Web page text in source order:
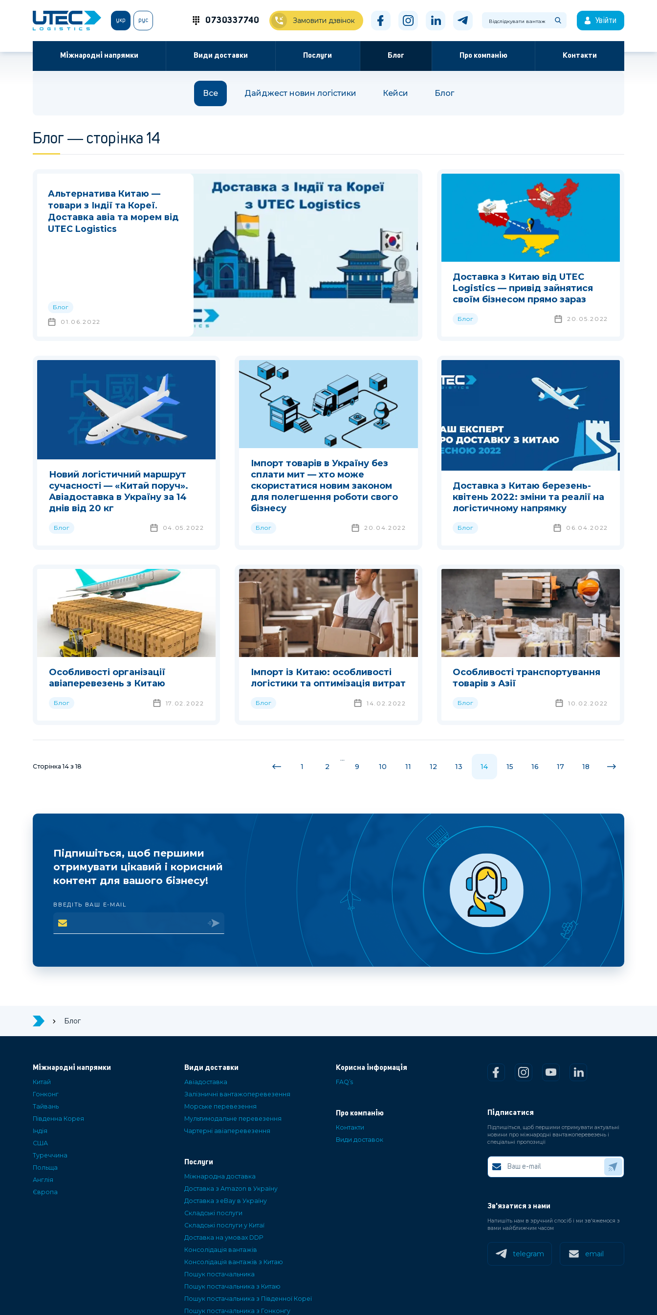
укр рус 0730337740 Замовити дзвінок Увійти
Міжнародні напрямки Види доставки Послуги Блог Про компанію Контакти
Все Дайджест новин логістики Кейси Блог
Блог ― сторінка 14
Альтернатива Китаю —
товари з Індії та Кореї.
Доставка авіа та морем від
UTEC Logistics
Блог
01.06.2022
Доставка з Китаю від UTEC
Logistics — привід зайнятися
своїм бізнесом прямо зараз
Блог 20.05.2022
Новий логістичний маршрут
сучасності — «Китай поруч».
Авіадоставка в Україну за 14
днів від 20 кг
Блог 04.05.2022
Імпорт товарів в Україну без
сплати мит — хто може
скористатися новим законом
для полегшення роботи свого
бізнесу
Блог 20.04.2022
Доставка з Китаю березень-
квітень 2022: зміни та реалії на
логістичному напрямку
Блог 06.04.2022
Особливості організації
авіаперевезень з Китаю
Блог 17.02.2022
Імпорт із Китаю: особливості
логістики та оптимізація витрат
Блог 14.02.2022
Особливості транспортування
товарів з Азії
Блог 10.02.2022
Сторінка 14 з 18 1 2
...
9
10 11 12 13 14 15 16 17 18
Підпишіться, щоб першими
отримувати цікавий і корисний
контент для вашого бізнесу!
ВВЕДІТЬ ВАШ E-MAIL
Блог
Міжнародні напрямки
Китай
Гонконг
Тайвань
Пiвденна Корея
Iндiя
США
Туреччина
Польща
Англія
Європа
Види доставки
Авіадоставка
Залізничні вантажоперевезення
Морське перевезення
Мультимодальне перевезення
Чартерні авіаперевезення
Послуги
Міжнародна доставка
Доставка з Amazon в Україну
Доставка з eBay в Україну
Складські послуги
Складські послуги у Китаї
Доставка на умовах DDP
Консолідація вантажів
Консолідація вантажів з Китаю
Пошук постачальника
Пошук постачальника з Китаю
Пошук постачальника з Південної Кореї
Пошук постачальника з Гонконгу
Корисна інформація
FAQ’s
Про компанію
Контакти
Види доставок
Підписатися
Підпишіться, щоб першими отримувати актуальні
новини про міжнародні вантажоперевезень і
спеціальні пропозиції
Зв'язатися з нами
Напишіть нам в зручний спосіб і ми зв'яжемося з
вами найближчим часом
telegram email